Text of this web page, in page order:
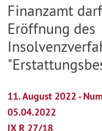
Finanzamt
Eröffnung des
11. August 2022 -
05.04.2022
IX R 27/18